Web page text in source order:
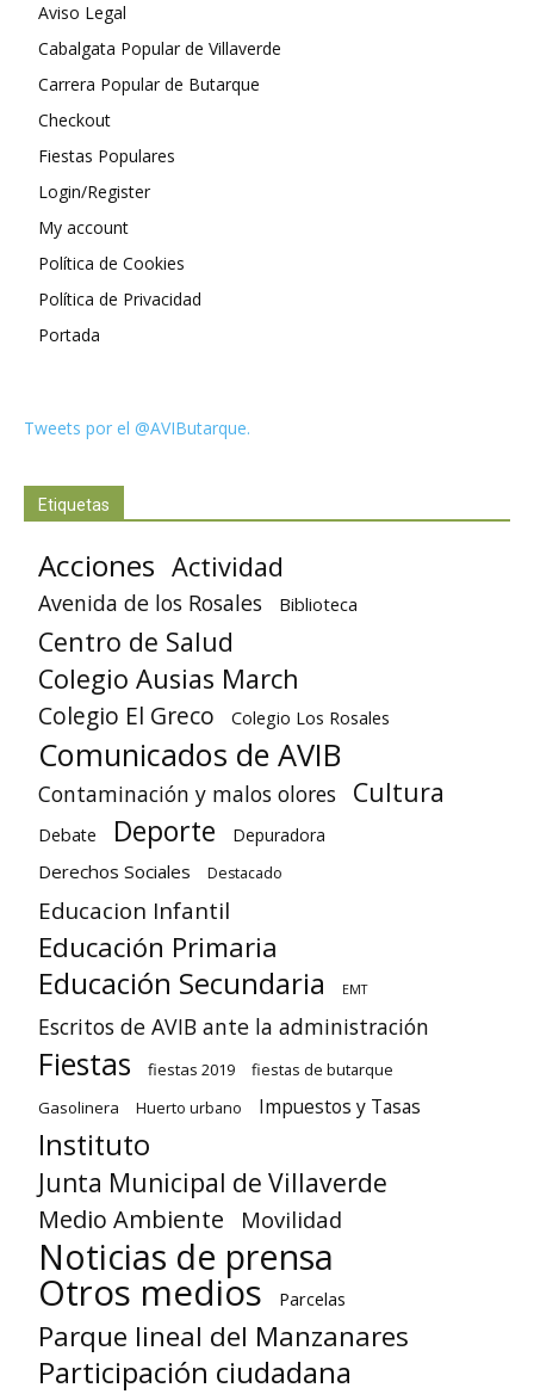
Aviso Legal
Cabalgata Popular de Villaverde
Carrera Popular de Butarque
Checkout
Fiestas Populares
Login/Register
My account
Política de Cookies
Política de Privacidad
Portada
Tweets por el @AVIButarque.
Etiquetas
Acciones Actividad
Avenida de los Rosales Biblioteca
Centro de Salud
Colegio Ausias March
Colegio El Greco Colegio Los Rosales
Comunicados de AVIB
Contaminación y malos olores Cultura
Debate Deporte Depuradora
Derechos Sociales Destacado
Educacion Infantil
Educación Primaria
Educación Secundaria EMT
Escritos de AVIB ante la administración
Fiestas fiestas 2019
fiestas de butarque
Gasolinera
Huerto urbano Impuestos y Tasas
Instituto
Junta Municipal de Villaverde
Medio Ambiente Movilidad
Noticias de prensa
Otros medios Parcelas
Parque lineal del Manzanares
Participación ciudadana